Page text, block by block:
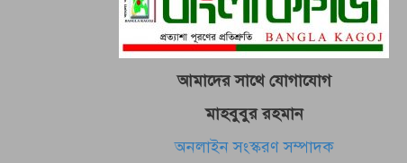
আমাদের সাথে যোগাযোগ
মাহবুবুর রহমান
অনলাইন সংস্করণ সম্পাদক